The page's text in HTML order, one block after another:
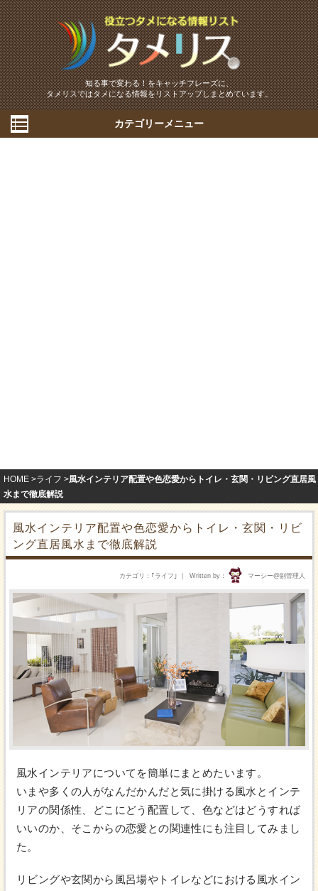
知る事で変わる！をキャッチフレーズに、
タメリスではタメになる情報をリストアップしまとめています。
カテゴリーメニュー
HOME ライフ
風水インテリア配置や色恋愛からトイレ・玄関・リビング直居風
水まで徹底解説
風水インテリア配置や色恋愛からトイレ・玄関・リビ
ング直居風水まで徹底解説
Written by マーシー@副管理人
カテゴリ ｢ ライフ ｣
風水インテリアについてを簡単にまとめたいます。
いまや多くの人がなんだかんだと気に掛ける風水とインテ
リアの関係性、どこにどう配置して、色などはどうすれば
いいのか、そこからの恋愛との関連性にも注目してみまし
た。
リビングや玄関から風呂場やトイレなどにおける風水イン